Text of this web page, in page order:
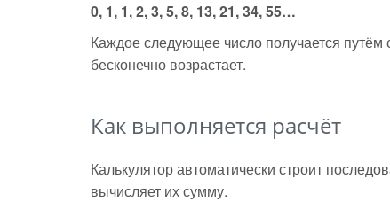
0, 1, 1, 2, 3, 5, 8, 13, 21, 34, 55…
Каждое следующее число получается
бесконечно возрастает.
Как выполняется расчёт
Калькулятор автоматически строит
вычисляет их сумму.